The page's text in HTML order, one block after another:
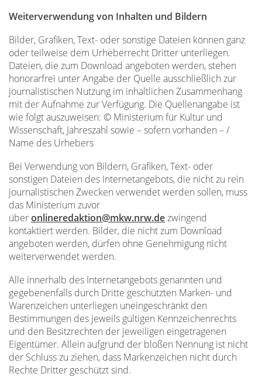
Weiterverwendung von Inhalten und Bildern
Bilder, Grafiken, Text- oder sonstige Dateien können ganz
oder teilweise dem Urheberrecht Dritter unterliegen.
Dateien, die zum Download angeboten werden, stehen
honorarfrei unter Angabe der Quelle ausschließlich zur
journalistischen Nutzung im inhaltlichen Zusammenhang
mit der Aufnahme zur Verfügung. Die Quellenangabe ist
wie folgt auszuweisen: © Ministerium für Kultur und
Wissenschaft, Jahreszahl sowie – sofern vorhanden – /
Name des Urhebers
Bei Verwendung von Bildern, Grafiken, Text- oder
sonstigen Dateien des Internetangebots, die nicht zu rein
journalistischen Zwecken verwendet werden sollen, muss
das Ministerium zuvor
überonlineredaktion@mkw.nrw.dezwingend
kontaktiert werden. Bilder, die nicht zum Download
angeboten werden, dürfen ohne Genehmigung nicht
weiterverwendet werden.
Alle innerhalb des Internetangebots genannten und
gegebenenfalls durch Dritte geschützten Marken- und
Warenzeichen unterliegen uneingeschränkt den
Bestimmungen des jeweils gültigen Kennzeichenrechts
und den Besitzrechten der jeweiligen eingetragenen
Eigentümer. Allein aufgrund der bloßen Nennung ist nicht
der Schluss zu ziehen, dass Markenzeichen nicht durch
Rechte Dritter geschützt sind.